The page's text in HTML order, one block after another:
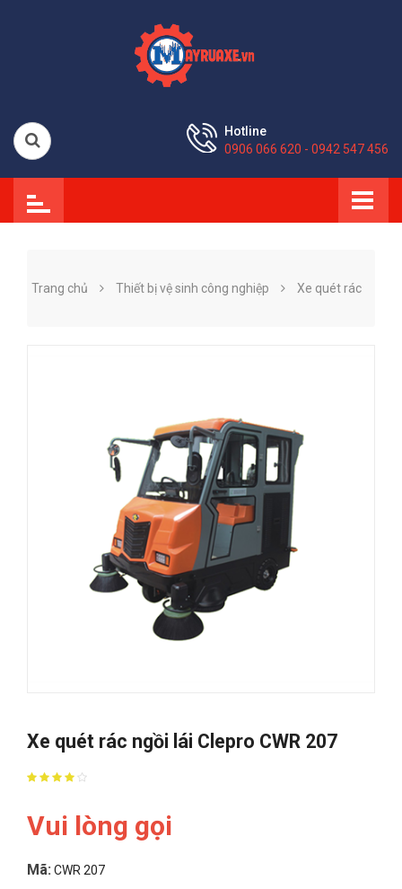
Hotline
0906 066 620 - 0942 547 456
Trang chủ Thiết bị vệ sinh công nghiệp Xe quét rác
Xe quét rác ngồi lái Clepro CWR 207
Vui lòng gọi
Mã: CWR 207